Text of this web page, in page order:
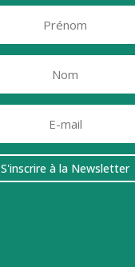
S'inscrire à la Newsletter